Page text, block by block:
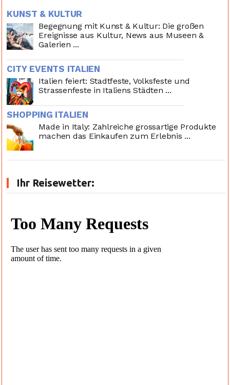
KUNST & KULTUR
Begegnung mit Kunst & Kultur: Die großen
Ereignisse aus Kultur, News aus Museen &
Galerien ...
CITY EVENTS ITALIEN
Italien feiert: Stadtfeste, Volksfeste und
Strassenfeste in Italiens Städten ...
SHOPPING ITALIEN
Made in Italy: Zahlreiche grossartige Produkte
machen das Einkaufen zum Erlebnis ...
Ihr Reisewetter: